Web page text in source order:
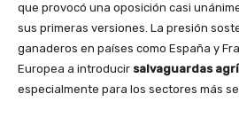
que provocó una oposición casi
sus primeras versiones. La presión
ganaderos en países como España y
Europea a introducir salvaguardas
especialmente para los sectores más